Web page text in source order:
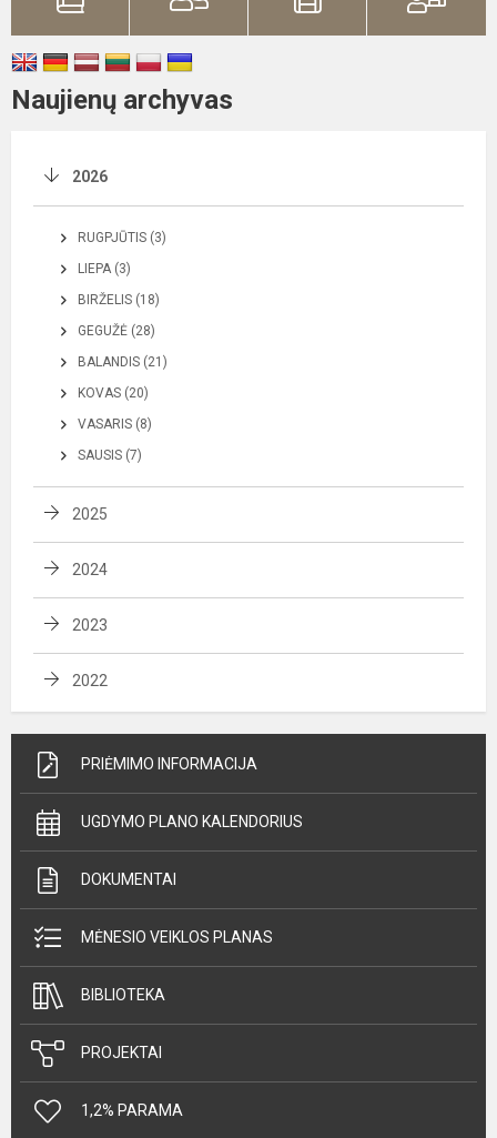
Naujienų archyvas
2026
RUGPJŪTIS (3)
LIEPA (3)
BIRŽELIS (18)
GEGUŽĖ (28)
BALANDIS (21)
KOVAS (20)
VASARIS (8)
SAUSIS (7)
2025
2024
2023
2022
PRIĖMIMO INFORMACIJA
UGDYMO PLANO KALENDORIUS
DOKUMENTAI
MĖNESIO VEIKLOS PLANAS
BIBLIOTEKA
PROJEKTAI
1,2% PARAMA